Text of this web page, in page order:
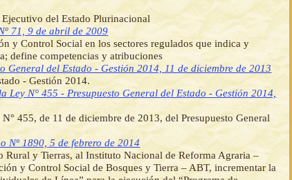
del Estado Plurinacional
71, 9 de abril de 2009
y Control Social en los sectores regulados que indica y
define competencias y atribuciones
General del Estado - Gestión 2014, 11 de diciembre de 2013
- Gestión 2014.
Ley N° 455 - Presupuesto General del Estado - Gestión 2014,
455, de 11 de diciembre de 2013, del Presupuesto General
Nº 1890, 5 de febrero de 2014
y Tierras, al Instituto Nacional de Reforma Agraria –
y Control Social de Bosques y Tierra – ABT, incrementar la